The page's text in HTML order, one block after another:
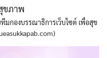
ขภาพ
มกองบรรณาธิการเว็บไซต์ เพื่อสุข